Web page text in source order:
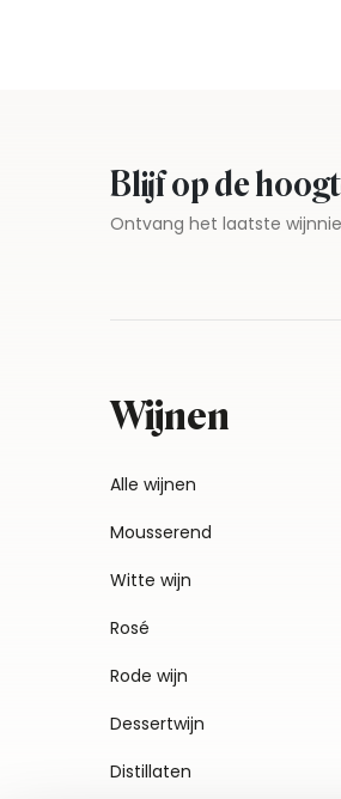
Blijf op de
Ontvang het laatste
Wijnen
Alle wijnen
Mousserend
Witte wijn
Rosé
Rode wijn
Dessertwijn
Distillaten